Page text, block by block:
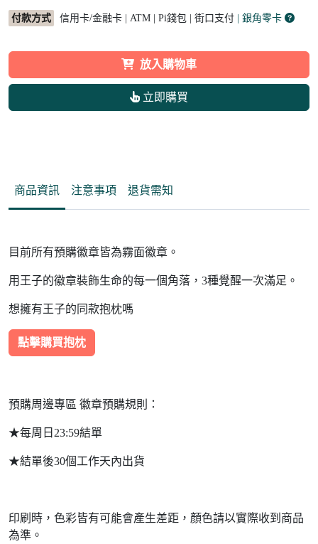
付款方式 信用卡/金融卡 | ATM | Pi錢包 | 街口支付 | 銀角零卡
放入購物車
立即購買
商品資訊 注意事項 退貨需知
目前所有預購徽章皆為霧面徽章。
用王子的徽章裝飾生命的每一個角落，3種覺醒一次滿足。
想擁有王子的同款抱枕嗎
點擊購買抱枕
預購周邊專區 徽章預購規則：
★每周日23:59結單
★結單後30個工作天內出貨
印刷時，色彩皆有可能會產生差距，顏色請以實際收到商品
為準。